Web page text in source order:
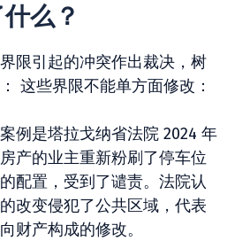
么？
限引起的冲突作出裁决，树
这些界限不能单方面修改：
例是塔拉戈纳省法院 2024 年
产的业主重新粉刷了停车位
配置，受到了谴责。法院认
改变侵犯了公共区域，代表
财产构成的修改。